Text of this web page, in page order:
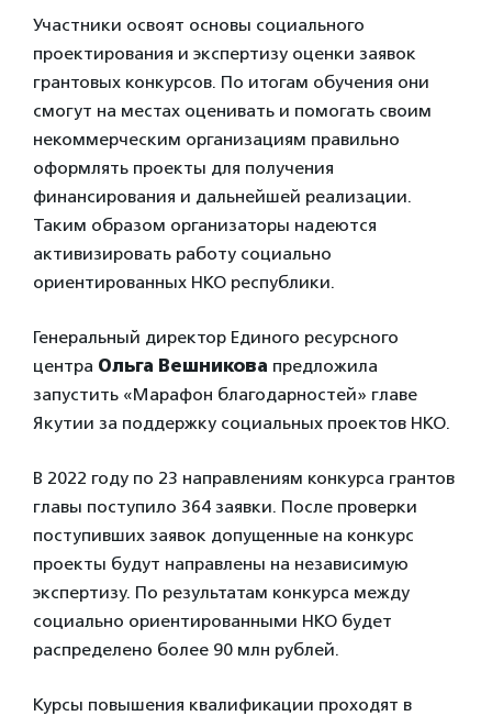
Участники освоят основы социального
проектирования и экспертизу оценки заявок
грантовых конкурсов. По итогам обучения они
смогут на местах оценивать и помогать своим
некоммерческим организациям правильно
оформлять проекты для получения
финансирования и дальнейшей реализации.
Таким образом организаторы надеются
активизировать работу социально
ориентированных НКО республики.
Генеральный директор Единого ресурсного
центра Ольга Вешникова предложила
запустить «Марафон благодарностей» главе
Якутии за поддержку социальных проектов НКО.
В 2022 году по 23 направлениям конкурса грантов
главы поступило 364 заявки. После проверки
поступивших заявок допущенные на конкурс
проекты будут направлены на независимую
экспертизу. По результатам конкурса между
социально ориентированными НКО будет
распределено более 90 млн рублей.
Курсы повышения квалификации проходят в